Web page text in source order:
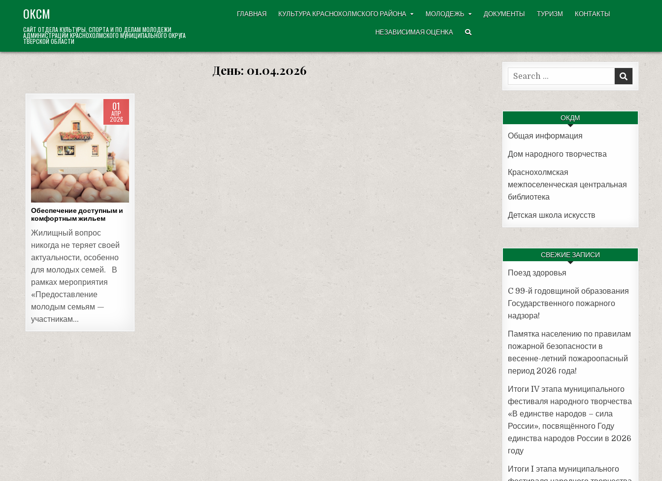
content
ОКСМ
САЙТ ОТДЕЛА КУЛЬТУРЫ, СПОРТА И ПО ДЕЛАМ МОЛОДЕЖИ
АДМИНИСТРАЦИИ КРАСНОХОЛМСКОГО МУНИЦИПАЛЬНОГО ОКРУГА
ТВЕРСКОЙ ОБЛАСТИ
ГЛАВНАЯ КУЛЬТУРА КРАСНОХОЛМСКОГО РАЙОНА МОЛОДЕЖЬ ДОКУМЕНТЫ ТУРИЗМ КОНТАКТЫ
НЕЗАВИСИМАЯ ОЦЕНКА
День:01.04.2026
01
АПР
2026
Posted
in
Обеспечение доступным и
комфортным жильем
Жилищный вопрос
никогда не теряет своей
актуальности, особенно
для молодых семей. В
рамках мероприятия
«Предоставление
молодым семьям —
участникам…
Search
for:
ОКДМ
Общая информация
Дом народного творчества
Краснохолмская
межпоселенческая центральная
библиотека
Детская школа искусств
СВЕЖИЕ ЗАПИСИ
Поезд здоровья
C 99-й годовщиной образования
Государственного пожарного
надзора!
Памятка населению по правилам
пожарной безопасности в
весенне-летний пожароопасный
период 2026 года!
Итоги IV этапа муниципального
фестиваля народного творчества
«В единстве народов – сила
России», посвящённого Году
единства народов России в 2026
году
Итоги I этапа муниципального